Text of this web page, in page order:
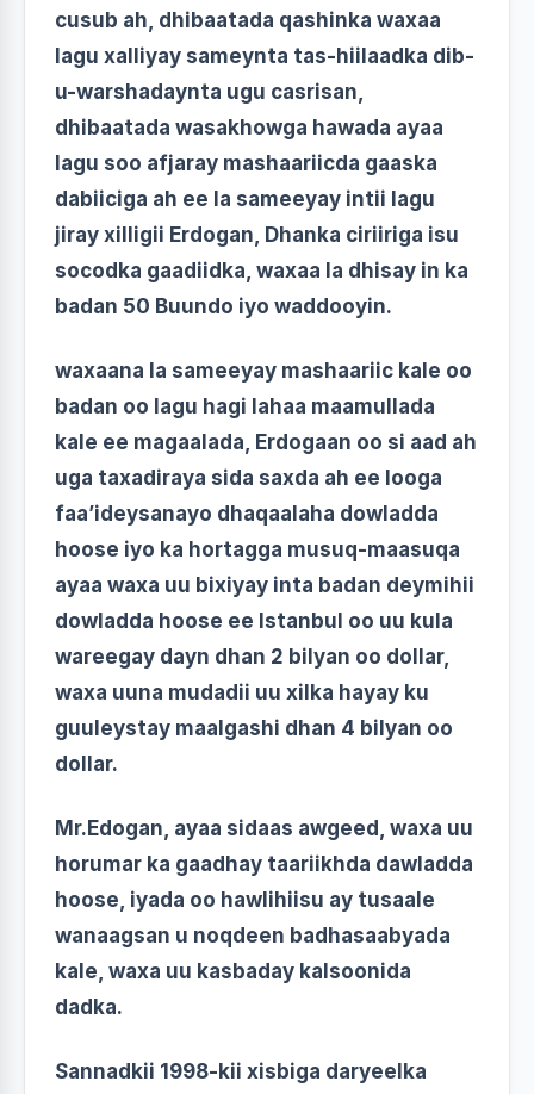
cusub ah, dhibaatada qashinka waxaa
lagu xalliyay sameynta tas-hiilaadka dib-
u-warshadaynta ugu casrisan,
dhibaatada wasakhowga hawada ayaa
lagu soo afjaray mashaariicda gaaska
dabiiciga ah ee la sameeyay intii lagu
jiray xilligii Erdogan, Dhanka ciriiriga isu
socodka gaadiidka, waxaa la dhisay in ka
badan 50 Buundo iyo waddooyin.
waxaana la sameeyay mashaariic kale oo
badan oo lagu hagi lahaa maamullada
kale ee magaalada, Erdogaan oo si aad ah
uga taxadiraya sida saxda ah ee looga
faa’ideysanayo dhaqaalaha dowladda
hoose iyo ka hortagga musuq-maasuqa
ayaa waxa uu bixiyay inta badan deymihii
dowladda hoose ee Istanbul oo uu kula
wareegay dayn dhan 2 bilyan oo dollar,
waxa uuna mudadii uu xilka hayay ku
guuleystay maalgashi dhan 4 bilyan oo
dollar.
Mr.Edogan, ayaa sidaas awgeed, waxa uu
horumar ka gaadhay taariikhda dawladda
hoose, iyada oo hawlihiisu ay tusaale
wanaagsan u noqdeen badhasaabyada
kale, waxa uu kasbaday kalsoonida
dadka.
Sannadkii 1998-kii xisbiga daryeelka